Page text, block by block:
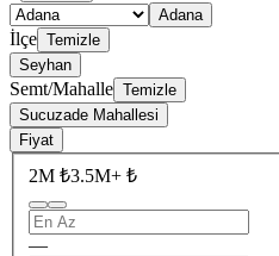
Adana
İlçe Temizle
Seyhan
Semt/Mahalle Temizle
Sucuzade Mahallesi
Fiyat
2M ₺3.5M+ ₺
—